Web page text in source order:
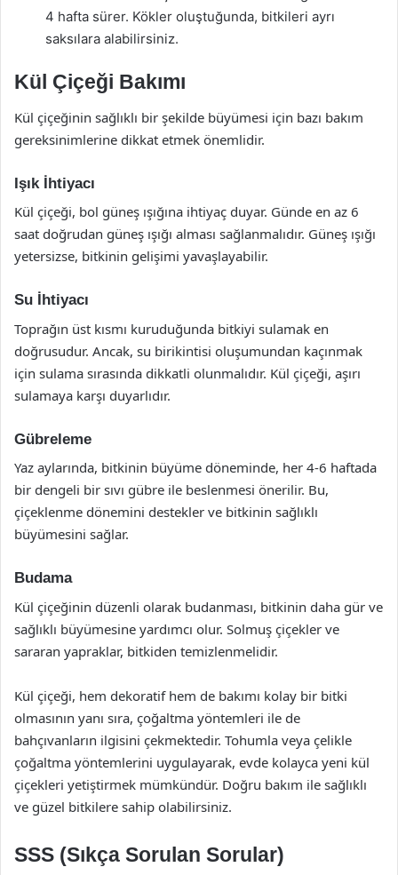
4 hafta sürer. Kökler oluştuğunda, bitkileri ayrı
saksılara alabilirsiniz.
Kül Çiçeği Bakımı
Kül çiçeğinin sağlıklı bir şekilde büyümesi için bazı bakım
gereksinimlerine dikkat etmek önemlidir.
Işık İhtiyacı
Kül çiçeği, bol güneş ışığına ihtiyaç duyar. Günde en az 6
saat doğrudan güneş ışığı alması sağlanmalıdır. Güneş ışığı
yetersizse, bitkinin gelişimi yavaşlayabilir.
Su İhtiyacı
Toprağın üst kısmı kuruduğunda bitkiyi sulamak en
doğrusudur. Ancak, su birikintisi oluşumundan kaçınmak
için sulama sırasında dikkatli olunmalıdır. Kül çiçeği, aşırı
sulamaya karşı duyarlıdır.
Gübreleme
Yaz aylarında, bitkinin büyüme döneminde, her 4-6 haftada
bir dengeli bir sıvı gübre ile beslenmesi önerilir. Bu,
çiçeklenme dönemini destekler ve bitkinin sağlıklı
büyümesini sağlar.
Budama
Kül çiçeğinin düzenli olarak budanması, bitkinin daha gür ve
sağlıklı büyümesine yardımcı olur. Solmuş çiçekler ve
sararan yapraklar, bitkiden temizlenmelidir.
Kül çiçeği, hem dekoratif hem de bakımı kolay bir bitki
olmasının yanı sıra, çoğaltma yöntemleri ile de
bahçıvanların ilgisini çekmektedir. Tohumla veya çelikle
çoğaltma yöntemlerini uygulayarak, evde kolayca yeni kül
çiçekleri yetiştirmek mümkündür. Doğru bakım ile sağlıklı
ve güzel bitkilere sahip olabilirsiniz.
SSS (Sıkça Sorulan Sorular)